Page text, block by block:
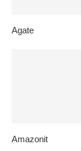
Agate
Amazonit